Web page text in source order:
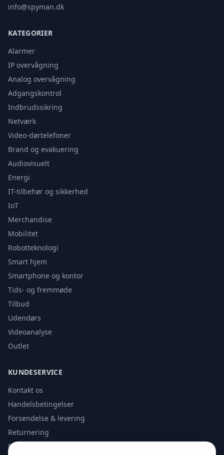
info@spyman.dk
KATEGORIER
Alarmer
IP overvågning
Analog overvågning
Adgangskontrol
Indbrudssikring
Netværk
Video-dørtelefoner
Brand og evakuering
Audiovisuelt
Energi
IT-tilbehør og sikkerhed
IoT
Merchandise
Mobilitet
Robotteknologi
Smart hjem
Smartphone og kontor
Tids- og fremmøde
Tilbud
Udendørs
Videoanalyse
Outlet
KUNDESERVICE
Kontakt os
Handelsbetingelser
Forsendelse & levering
Returnering
Privatlivspolitik